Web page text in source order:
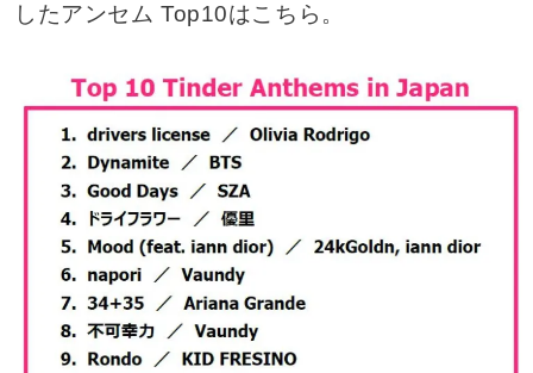
したアンセム Top10はこちら。